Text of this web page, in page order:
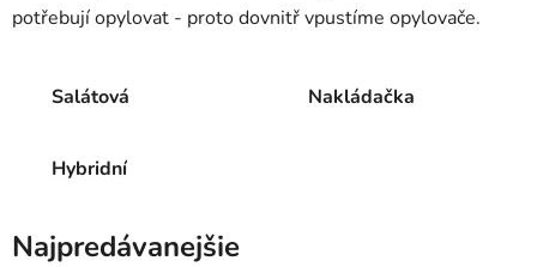
potřebují opylovat - proto dovnitř vpustíme opylovače.
Salátová Nakládačka
Hybridní
Najpredávanejšie